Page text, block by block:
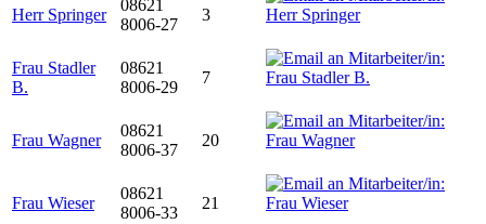
Herr Springer
08621
8006-27
3
Frau Stadler
B.
08621
8006-29
7
Frau Wagner
08621
8006-37
20
Frau Wieser
08621
8006-33
21